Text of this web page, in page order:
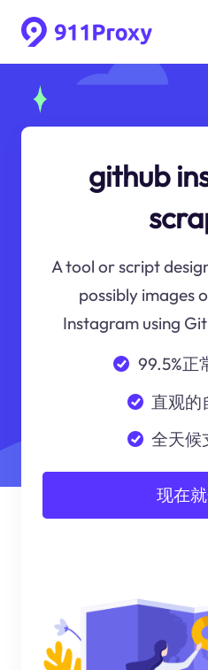
github
A tool or script
possibly images
Instagram using
99.5%正
直观的
全天候
现在